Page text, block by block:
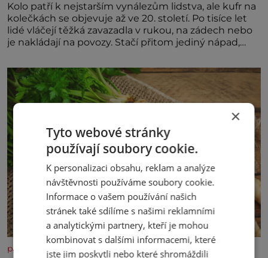
Kolo patří k nejstarším vynálezům lidstva, ale kufr na
kolečkách se objevuje až ve 20. století. Po tisíce let
lidé vláčejí těžká zavazadla v rukou, na zádech nebo
je nakládají na povozy. Stačí přitom jediný nápad,
dlouho nedostane. Až jednou se na letišti ozve věta,
která změní
panidomu.cz
×
Tyto webové stránky
používají soubory cookie.
K personalizaci obsahu, reklam a analýze
návštěvnosti používáme soubory cookie.
Informace o vašem používání našich
stránek také sdílíme s našimi reklamními
a analytickými partnery, kteří je mohou
kombinovat s dalšími informacemi, které
jste jim poskytli nebo které shromáždili